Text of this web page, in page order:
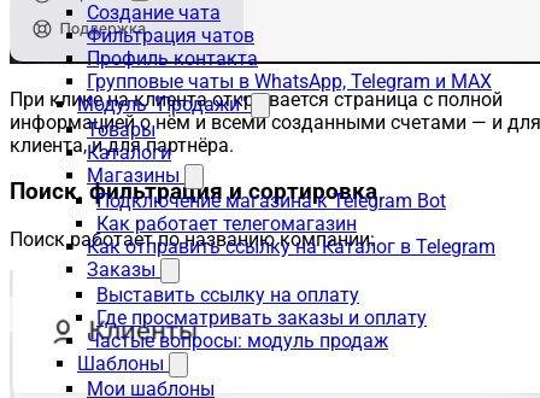
Создание чата
Фильтрация чатов
Профиль контакта
Групповые чаты в WhatsApp, Telegram и MAX
Модуль "Продажи"
Товары
Каталоги
Магазины
Подключение магазина к Telegram Bot
Как работает телегомагазин
Как отправить ссылку на Каталог в Telegram
Заказы
Выставить ссылку на оплату
Где просматривать заказы и оплату
Частые вопросы: модуль продаж
Шаблоны
Мои шаблоны
При клике на клиента открывается страница с полной
информацией о нём и всеми созданными счетами — и для
клиента, и для партнёра.
Поиск, фильтрация и сортировка
Поиск работает по названию компании: